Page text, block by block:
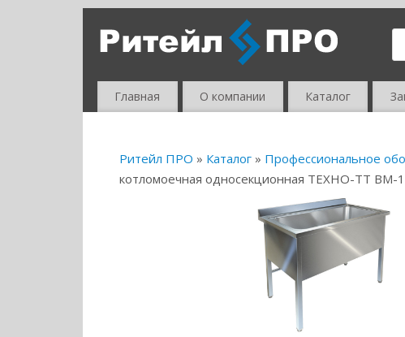
Главная О компании Каталог
Ритейл ПРО » Каталог » Профессиональное
котломоечная односекционная ТЕХНО-ТТ ВМ-